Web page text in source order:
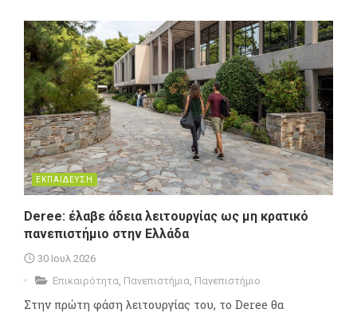
ΕΚΠΑΙΔΕΥΣΗ
Deree: έλαβε άδεια λειτουργίας ως μη κρατικό
πανεπιστήμιο στην Ελλάδα
30 Ιουλ 2026
Επικαιρότητα Πανεπιστήμια Πανεπιστήμιο
Στην πρώτη φάση λειτουργίας του, το Deree θα